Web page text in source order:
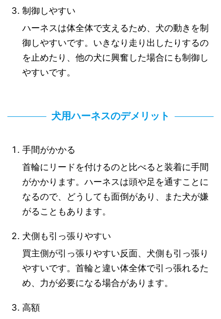
制御しやすい
ハーネスは体全体で支えるため、犬の動きを制
御しやすいです。いきなり走り出したりするの
を止めたり、他の犬に興奮した場合にも制御し
やすいです。
犬用ハーネスのデメリット
手間がかかる
首輪にリードを付けるのと比べると装着に手間
がかかります。ハーネスは頭や足を通すことに
なるので、どうしても面倒があり、また犬が嫌
がることもあります。
犬側も引っ張りやすい
買主側が引っ張りやすい反面、犬側も引っ張り
やすいです。首輪と違い体全体で引っ張れるた
め、力が必要になる場合があります。
高額